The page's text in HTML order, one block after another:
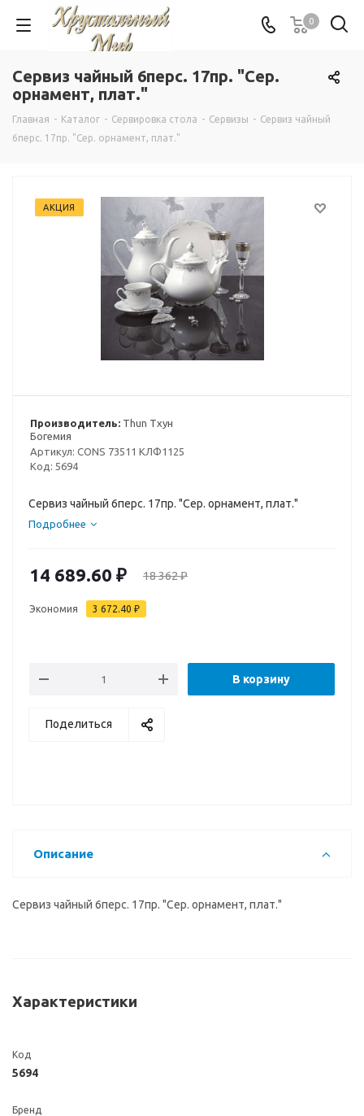
0
Сервиз чайный 6перс. 17пр. "Сер.
орнамент, плат."
Главная - Каталог - Сервировка стола - Сервизы - Сервиз чайный
6перс. 17пр. "Сер. орнамент, плат."
АКЦИЯ
Производитель: Thun Тхун
Богемия
Артикул: CONS 73511 КЛФ1125
Код: 5694
Сервиз чайный 6перс. 17пр. "Сер. орнамент, плат."
Подробнее
14 689.60 ₽ 18 362₽
Экономия 3 672.40 ₽
В корзину
Поделиться
Описание
Сервиз чайный 6перс. 17пр. "Сер. орнамент, плат."
Характеристики
Код
5694
Бренд